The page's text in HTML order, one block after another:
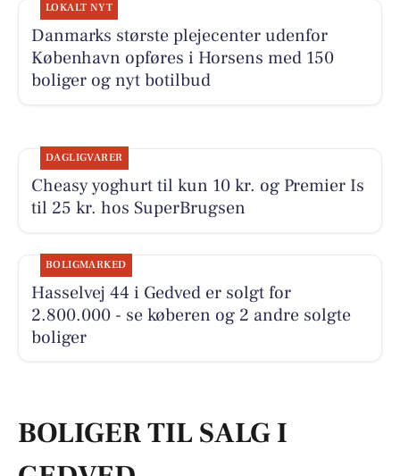
LOKALT NYT
Danmarks største plejecenter udenfor
København opføres i Horsens med 150
boliger og nyt botilbud
DAGLIGVARER
Cheasy yoghurt til kun 10 kr. og Premier Is
til 25 kr. hos SuperBrugsen
BOLIGMARKED
Hasselvej 44 i Gedved er solgt for
2.800.000 - se køberen og 2 andre solgte
boliger
BOLIGER TIL SALG I